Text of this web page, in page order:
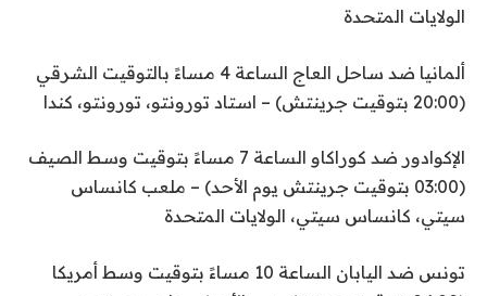
الولايات المتحدة
ألمانيا ضد ساحل العاج الساعة 4 مساءً بالتوقيت الشرقي
(20:00 بتوقيت جرينتش) – استاد تورونتو، تورونتو، كندا
الإكوادور ضد كوراكاو الساعة 7 مساءً بتوقيت وسط الصيف
(03:00 بتوقيت جرينتش يوم الأحد) – ملعب كانساس
سيتي، كانساس سيتي، الولايات المتحدة
تونس ضد اليابان الساعة 10 مساءً بتوقيت وسط أمريكا